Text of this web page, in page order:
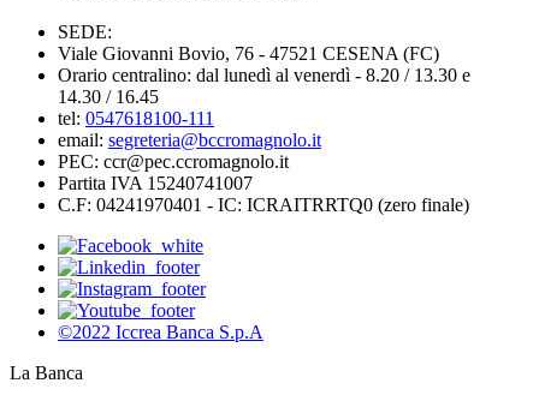
SEDE:
Viale Giovanni Bovio, 76 - 47521 CESENA (FC)
Orario centralino: dal lunedì al venerdì - 8.20 / 13.30 e
14.30 / 16.45
tel: 0547618100-111
email: segreteria@bccromagnolo.it
PEC: ccr@pec.ccromagnolo.it
Partita IVA 15240741007
C.F: 04241970401 - IC: ICRAITRRTQ0 (zero finale)
©2022 Iccrea Banca S.p.A
La Banca